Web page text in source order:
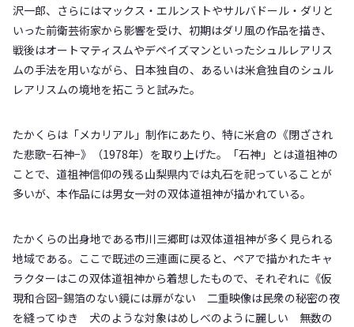
沢一郎、さらにはマックス・エルンストやサルバドール・ダリと
いった前衛芸術家から影響を受け、初期はダリ風の作品を描き、
戦後はオートマティスムやデペイズマンといったシュルレアリス
ムの手法を用いながら、日本独自の、あるいは米倉独自のシュル
レアリスムの境地を拓こうと試みた。
たかくらは「メカリアル」制作にあたり、特に米倉の《閉ざされ
た悲歌−石神−》（1978年）を取り上げた。「石神」とは道祖神の
ことで、道祖神信仰の残る山梨県内では丸石を祀っていることが
多いが、本作品には男女一対の双体道祖神が描かれている。
たかくらの出身地である市川三郷町は双体道祖神が多く見られる
地域である。ここで既述の三連画に戻ると、ペアで描かれたキャ
ラクターはこの双体道祖神から着想したもので、それぞれに《仮
現和合図−錫箔のない鏡には扉がない 二重映像は民衆の秘密の夜
を縫ってゆき 犬のような対象はめしべのように麗しい 無数の